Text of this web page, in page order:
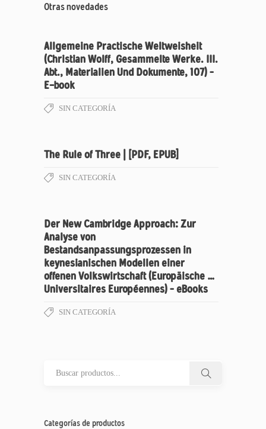
Otras novedades
Allgemeine Practische Weltweisheit
(Christian Wolff, Gesammelte Werke. III.
Abt., Materialien Und Dokumente, 107) –
E-book
SIN CATEGORÍA
The Rule of Three | [PDF, EPUB]
SIN CATEGORÍA
Der New Cambridge Approach: Zur
Analyse von
Bestandsanpassungsprozessen in
keynesianischen Modellen einer
offenen Volkswirtschaft (Europäische …
Universitaires Européennes) – eBooks
SIN CATEGORÍA
Categorías de productos